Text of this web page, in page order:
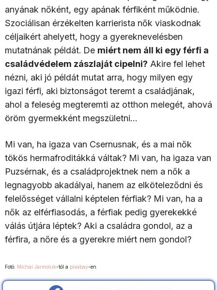
anyának nőként, egy apának férfiként működnie.
Szociálisan érzékelten karrierista nők viaskodnak
céljaikért ahelyett, hogy a gyereknevelésben
mutatnának példát. De miért nem áll ki egy férfi a
családvédelem zászlaját cipelni? Akire fel lehet
nézni, aki jó példát mutat arra, hogy milyen egy
igazi férfi, aki biztonságot teremt a családjának,
ahol a feleség megteremti az otthon melegét, ahová
öröm gyermekként megszületni…
Mi van, ha igaza van Csernusnak, és a mai nők
tökös hermafroditákká váltak? Mi van, ha igaza van
Puzsérnak, és a családprojektnek nem a nők a
legnagyobb akadályai, hanem az elköteleződni és
felelősséget vállalni képtelen férfiak? Mi van, ha a
nők az elférfiasodás, a férfiak pedig gyerekekké
válás útjára léptek? Aki a családra gondol, az a
férfira, a nőre és a gyerekre miért nem gondol?
Fotó: Michal Jarmoluk-tól a pixabay-en